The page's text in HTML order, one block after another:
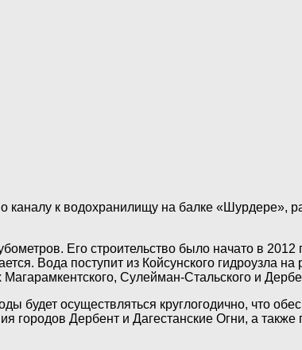
к водохранилищу на балке «Шурдере»,
Его строительство было начато в
Вода поступит из Койсунского гидроузла
Сулейман-Стальского и
будет осуществляться круглогодично, что
городов Дербент и Дагестанские Огни, а также